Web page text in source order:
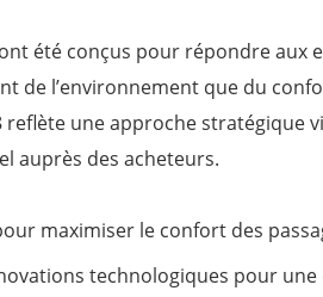
ont été conçus pour répondre aux
de l’environnement que du
reflète une approche stratégique
auprès des acheteurs.
maximiser le confort des
technologiques pour une